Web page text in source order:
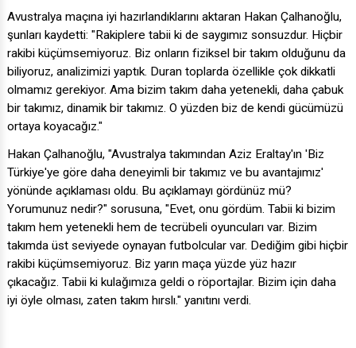
Avustralya maçına iyi hazırlandıklarını aktaran Hakan Çalhanoğlu,
şunları kaydetti: "Rakiplere tabii ki de saygımız sonsuzdur. Hiçbir
rakibi küçümsemiyoruz. Biz onların fiziksel bir takım olduğunu da
biliyoruz, analizimizi yaptık. Duran toplarda özellikle çok dikkatli
olmamız gerekiyor. Ama bizim takım daha yetenekli, daha çabuk
bir takımız, dinamik bir takımız. O yüzden biz de kendi gücümüzü
ortaya koyacağız."
Hakan Çalhanoğlu, "Avustralya takımından Aziz Eraltay'ın 'Biz
Türkiye'ye göre daha deneyimli bir takımız ve bu avantajımız'
yönünde açıklaması oldu. Bu açıklamayı gördünüz mü?
Yorumunuz nedir?" sorusuna, "Evet, onu gördüm. Tabii ki bizim
takım hem yetenekli hem de tecrübeli oyuncuları var. Bizim
takımda üst seviyede oynayan futbolcular var. Dediğim gibi hiçbir
rakibi küçümsemiyoruz. Biz yarın maça yüzde yüz hazır
çıkacağız. Tabii ki kulağımıza geldi o röportajlar. Bizim için daha
iyi öyle olması, zaten takım hırslı." yanıtını verdi.